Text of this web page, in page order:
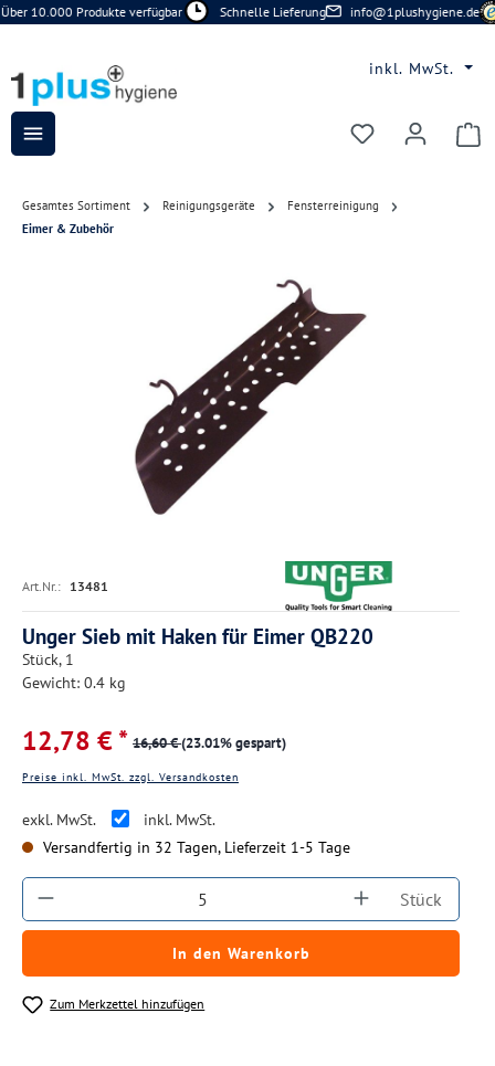
Zum Hauptinhalt springen
10.000 Produkte verfügbar Schnelle Lieferung info@1plushygiene.de
inkl. MwSt.
Du hast 0
Gesamtes Sortiment Reinigungsgeräte
Fensterreinigung
Eimer & Zubehör
Art.Nr.: 13481
Unger Sieb mit Haken für Eimer QB220
Stück, 1
Gewicht: 0.4 kg
12,78 € * 16,60 €(23.01% gespart)
Preise inkl. MwSt. zzgl. Versandkosten
exkl. MwSt.
inkl. MwSt.
Versandfertig in 32 Tagen, Lieferzeit 1-5 Tage
Produkt Anzahl: Gib den gewünschten
Stück
In den Warenkorb
Zum Merkzettel hinzufügen